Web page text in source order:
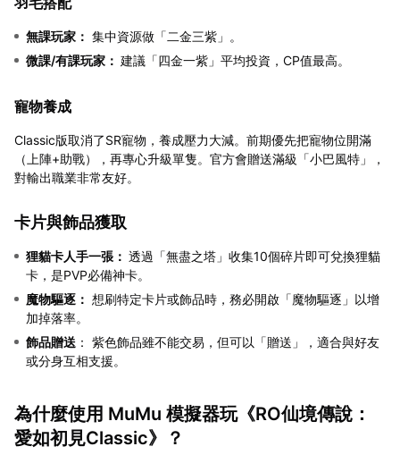
無課玩家： 集中資源做「二金三紫」。
微課/有課玩家： 建議「四金一紫」平均投資，CP值最高。
寵物養成
Classic版取消了SR寵物，養成壓力大減。前期優先把寵物位開滿
（上陣+助戰），再專心升級單隻。官方會贈送滿級「小巴風特」，
對輸出職業非常友好。
卡片與飾品獲取
狸貓卡人手一張： 透過「無盡之塔」收集10個碎片即可兌換狸貓
卡，是PVP必備神卡。
魔物驅逐： 想刷特定卡片或飾品時，務必開啟「魔物驅逐」以增
加掉落率。
飾品贈送： 紫色飾品雖不能交易，但可以「贈送」，適合與好友
或分身互相支援。
為什麼使用 MuMu 模擬器玩《RO仙境傳說：
愛如初見Classic》？